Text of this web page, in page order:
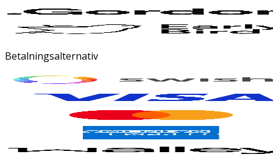
Betalningsalternativ